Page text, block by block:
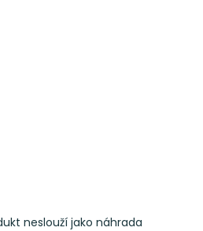
neslouží jako náhrada